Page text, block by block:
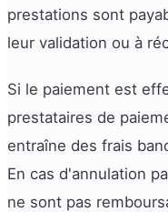
prestations sont
leur validation ou à
Si le paiement est
prestataires de
entraîne des frais
En cas d'annulation
ne sont pas